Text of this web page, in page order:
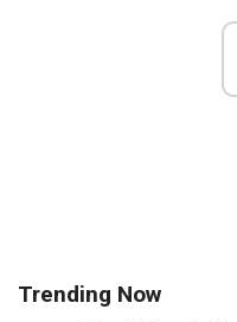
Trending Now